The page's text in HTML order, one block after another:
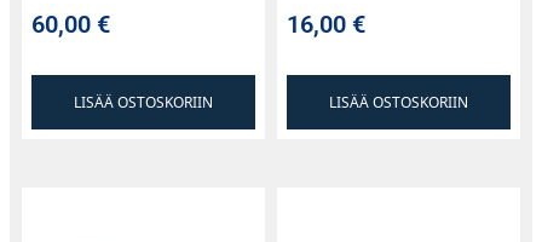
60,00€
LISÄÄ OSTOSKORIIN
16,00€
LISÄÄ OSTOSKORIIN